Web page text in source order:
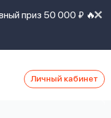
приз 50 000 ₽ 🔥
Личный кабинет